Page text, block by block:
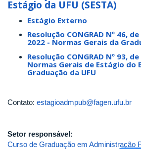
Estágio da UFU (SESTA)
Estágio Externo
Resolução CONGRAD Nº 46,
2022 - Normas Gerais da
Resolução CONGRAD Nº 93,
Normas Gerais de Estágio do
Graduação da UFU
Contato: estagioadmpub@fagen.ufu.br
Setor responsável:
Curso de Graduação em Administração